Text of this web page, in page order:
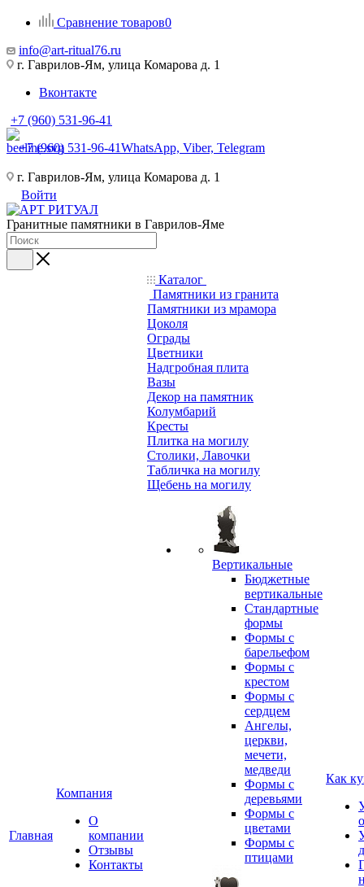
Сравнение товаров0
info@art-ritual76.ru
г. Гаврилов-Ям, улица Комарова д. 1
Вконтакте
+7 (960) 531-96-41
+7 (960) 531-96-41WhatsApp, Viber, Telegram
г. Гаврилов-Ям, улица Комарова д. 1
Войти
Гранитные памятники в Гаврилов-Яме
Главная
Компания
О
компании
Отзывы
Контакты
Каталог
Памятники из гранита
Памятники из мрамора
Цоколя
Ограды
Цветники
Надгробная плита
Вазы
Декор на памятник
Колумбарий
Кресты
Плитка на могилу
Столики, Лавочки
Табличка на могилу
Щебень на могилу
Вертикальные
Бюджетные
вертикальные
Стандартные
формы
Формы с
барельефом
Формы с
крестом
Формы с
сердцем
Ангелы,
церкви,
мечети,
медведи
Формы с
деревьями
Формы с
цветами
Формы с
птицами
Как